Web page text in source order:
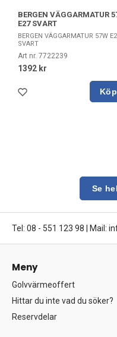
BERGEN VÄGGARMATUR
E27 SVART
BERGEN VÄGGARMATUR 57W
SVART
Art nr. 7722239
1392 kr
Köp
Se
Tel: 08 - 551 123 98 Mail:
Meny
Golvvärmeoffert
Hittar du inte vad du söker?
Reservdelar